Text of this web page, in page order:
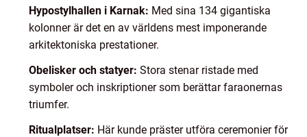
Hypostylhallen i Karnak: Med sina 134 gigantiska
kolonner är det en av världens mest imponerande
arkitektoniska prestationer.
Obelisker och statyer: Stora stenar ristade med
symboler och inskriptioner som berättar faraonernas
triumfer.
Ritualplatser: Här kunde präster utföra ceremonier för